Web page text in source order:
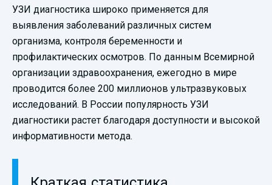
УЗИ диагностика широко применяется для
выявления заболеваний различных систем
организма, контроля беременности и
профилактических осмотров. По данным Всемирной
организации здравоохранения, ежегодно в мире
проводится более 200 миллионов ультразвуковых
исследований. В России популярность УЗИ
диагностики растет благодаря доступности и высокой
информативности метода.